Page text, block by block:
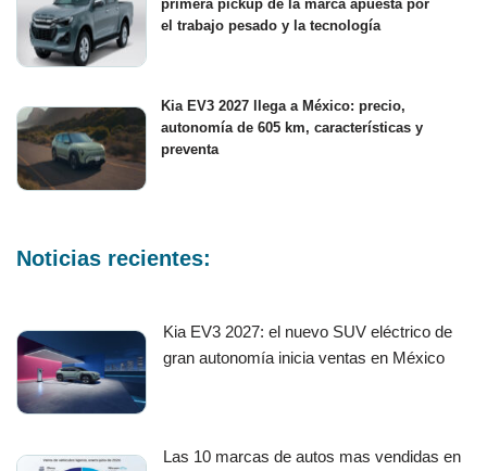
primera pickup de la marca apuesta por
el trabajo pesado y la tecnología
Kia EV3 2027 llega a México: precio,
autonomía de 605 km, características y
preventa
Noticias recientes:
Kia EV3 2027: el nuevo SUV eléctrico de
gran autonomía inicia ventas en México
Las 10 marcas de autos mas vendidas en